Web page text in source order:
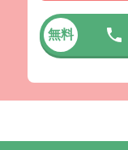
無料